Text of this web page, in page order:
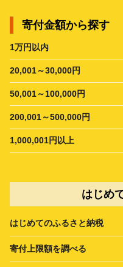
寄付金額から探す
1万円以内
20,001～30,000円
50,001～100,000円
200,001～500,000円
1,000,001円以上
はじめ
はじめてのふるさと納税
寄付上限額を調べる